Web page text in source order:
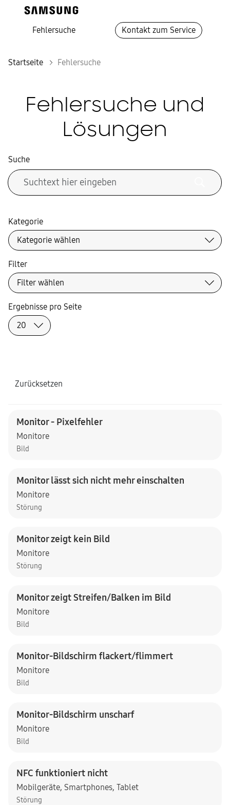
Fehlersuche Kontakt zum Service
Startseite Fehlersuche
Fehlersuche und
Lösungen
Suche
Kategorie
Filter
Zurücksetzen
Ergebnisse pro Seite
Monitor - Pixelfehler
Monitore
Bild
Monitor lässt sich nicht mehr einschalten
Monitore
Störung
Monitor zeigt kein Bild
Monitore
Störung
Monitor zeigt Streifen/Balken im Bild
Monitore
Bild
Monitor-Bildschirm flackert/flimmert
Monitore
Bild
Monitor-Bildschirm unscharf
Monitore
Bild
NFC funktioniert nicht
Mobilgeräte, Smartphones, Tablet
Störung